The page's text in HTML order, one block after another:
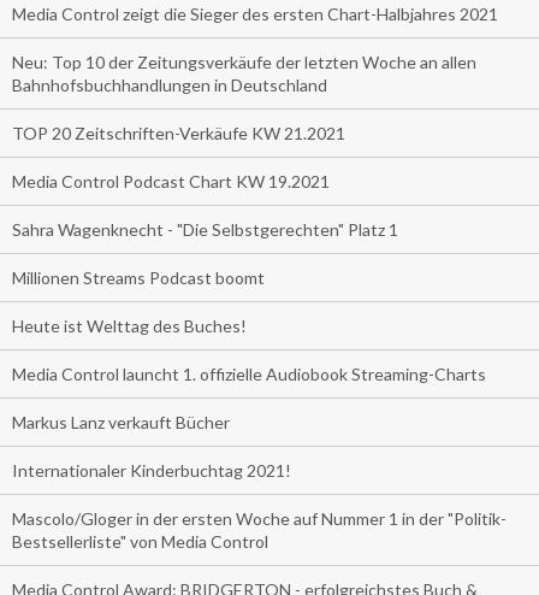
Media Control zeigt die Sieger des ersten Chart-Halbjahres 2021
Neu: Top 10 der Zeitungsverkäufe der letzten Woche an allen
Bahnhofsbuchhandlungen in Deutschland
TOP 20 Zeitschriften-Verkäufe KW 21.2021
Media Control Podcast Chart KW 19.2021
Sahra Wagenknecht - "Die Selbstgerechten" Platz 1
Millionen Streams Podcast boomt
Heute ist Welttag des Buches!
Media Control launcht 1. offizielle Audiobook Streaming-Charts
Markus Lanz verkauft Bücher
Internationaler Kinderbuchtag 2021!
Mascolo/Gloger in der ersten Woche auf Nummer 1 in der "Politik-
Bestsellerliste" von Media Control
Media Control Award: BRIDGERTON - erfolgreichstes Buch &